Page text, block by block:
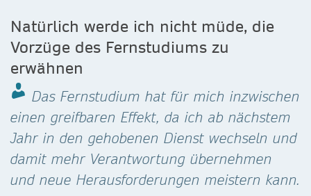
Natürlich werde ich nicht müde, die
Vorzüge des Fernstudiums zu
erwähnen
Das Fernstudium hat für mich inzwischen
einen greifbaren Effekt, da ich ab nächstem
Jahr in den gehobenen Dienst wechseln und
damit mehr Verantwortung übernehmen
und neue Herausforderungen meistern kann.